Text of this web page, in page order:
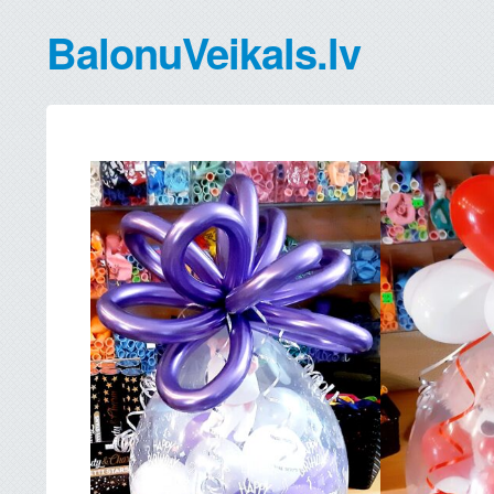
BalonuVeikals.lv